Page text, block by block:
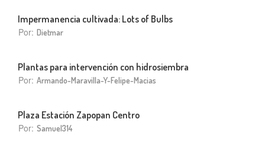
Impermanencia cultivada: Lots of Bulbs
Por: Dietmar
Plantas para intervención con hidrosiembra
Por: Armando-Maravilla-Y-Felipe-Macias
Plaza Estación Zapopan Centro
Por: Samuel314